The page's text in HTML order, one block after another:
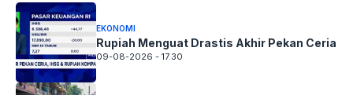
EKONOMI
Rupiah Menguat Drastis Akhir Pekan Ceria
09-08-2026 - 17.30